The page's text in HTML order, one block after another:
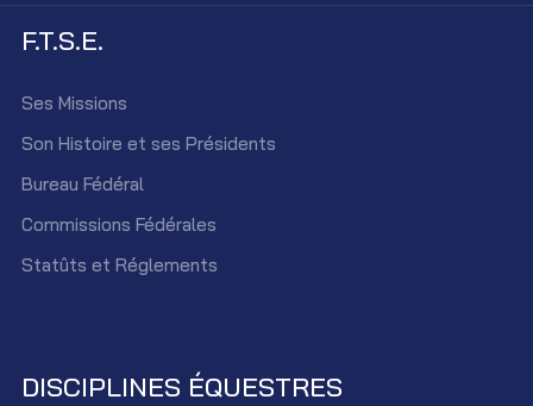
F.T.S.E.
Ses Missions
Son Histoire et ses Présidents
Bureau Fédéral
Commissions Fédérales
Statûts et Réglements
DISCIPLINES ÉQUESTRES